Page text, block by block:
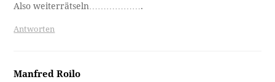
Also weiterrätseln……………….
Antworten
Manfred Roilo